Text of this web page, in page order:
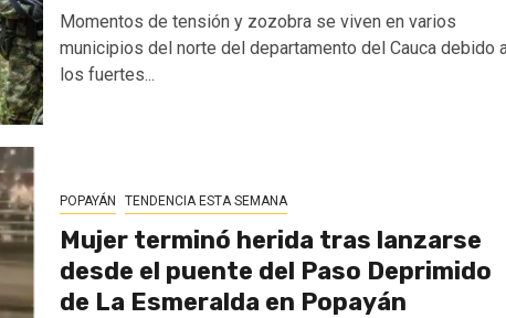
Momentos de tensión y zozobra se viven en varios
municipios del norte del departamento del Cauca debido
los fuertes...
POPAYÁN TENDENCIA ESTA SEMANA
Mujer terminó herida tras lanzarse
desde el puente del Paso Deprimido
de La Esmeralda en Popayán